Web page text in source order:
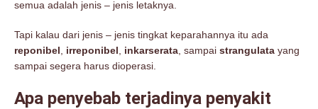
semua adalah jenis – jenis letaknya.
Tapi kalau dari jenis – jenis tingkat keparahannya itu ada
reponibel
irreponibel inkarserata , sampai strangulata yang
sampai segera harus dioperasi.
Apa penyebab terjadinya penyakit